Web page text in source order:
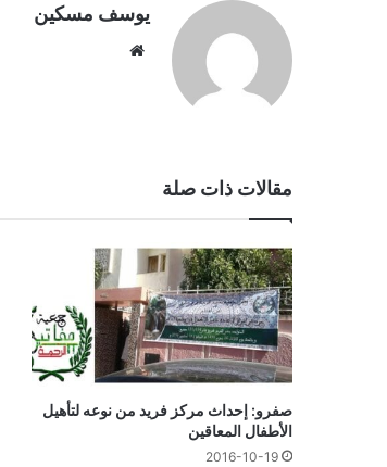
يوسف مسكين
مقالات ذات صلة
صفرو: إحداث مركز فريد من نوعه لتأهيل
الأطفال المعاقين
2016-10-19